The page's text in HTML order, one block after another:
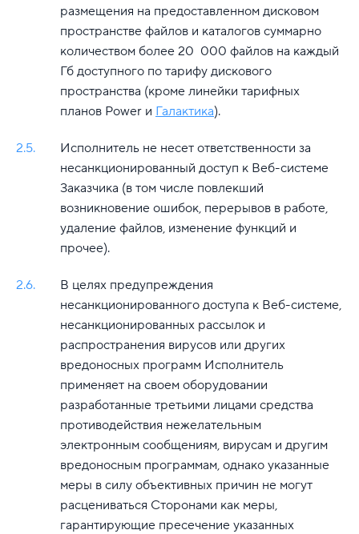
размещения на предоставленном дисковом
пространстве файлов и каталогов суммарно
количеством более 20 000 файлов на каждый
Гб доступного по тарифу дискового
пространства (кроме линейки тарифных
планов Power и Галактика).
2.5.
Исполнитель не несет ответственности за
несанкционированный доступ к Веб-системе
Заказчика (в том числе повлекший
возникновение ошибок, перерывов в работе,
удаление файлов, изменение функций и
прочее).
2.6.
В целях предупреждения
несанкционированного доступа к Веб-системе,
несанкционированных рассылок и
распространения вирусов или других
вредоносных программ Исполнитель
применяет на своем оборудовании
разработанные третьими лицами средства
противодействия нежелательным
электронным сообщениям, вирусам и другим
вредоносным программам, однако указанные
меры в силу объективных причин не могут
расцениваться Сторонами как меры,
гарантирующие пресечение указанных